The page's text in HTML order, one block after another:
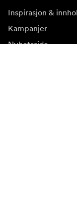
Inspirasjon &
Kampanjer
Nyhetsside